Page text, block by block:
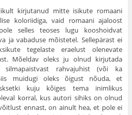
kirjutanud mitte isikute romaani
koloriidiga, vaid romaani ajaloost
selles teoses lugu kooshoidvat
ja vabaduse mõistetel. Sellepärast ei
tegelaste eraelust olenevate
Mõeldav oleks ju olnud kirjutada
silmapaistvast rahvajuhist (või ka
muidugi oleks õigust nõuda, et
kuju kõiges tema inimlikus
korral, kus autori sihiks on olnud
ennast, on ainult hea, et pole ei